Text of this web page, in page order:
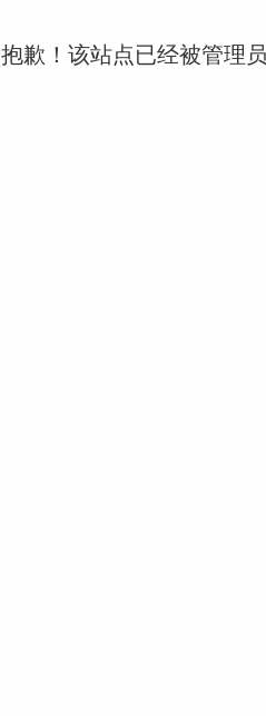
抱歉！该站点已经被管理